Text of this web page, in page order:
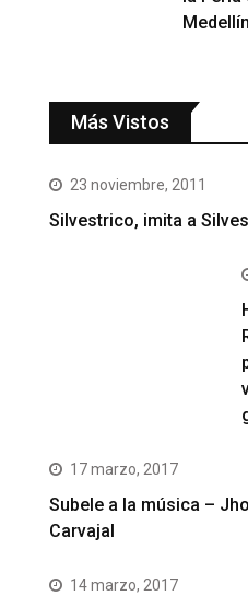
Más Vistos
23 noviembre, 2011
Silvestrico, imita a
17 marzo, 2017
Subele a la música –
Carvajal
14 marzo, 2017